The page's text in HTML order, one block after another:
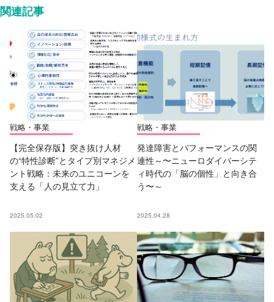
関連記事
戦略・事業
【完全保存版】突き抜け人材
の“特性診断”とタイプ別マネジメ
ント戦略：未来のユニコーンを
支える「人の見立て力」
2025.05.02
戦略・事業
発達障害とパフォーマンスの関
連性～〜ニューロダイバーシテ
ィ時代の「脳の個性」と向き合
う〜～
2025.04.28